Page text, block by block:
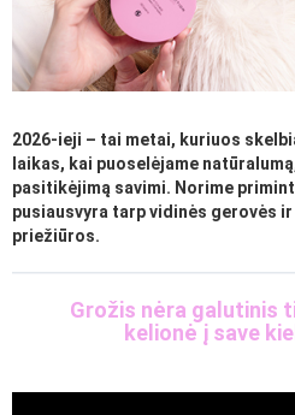
2026-ieji – tai metai, kuriuos
laikas, kai puoselėjame
pasitikėjimą savimi. Norime
pusiausvyra tarp vidinės gerovės
priežiūros.
Grožis nėra galutinis
kelionė į save